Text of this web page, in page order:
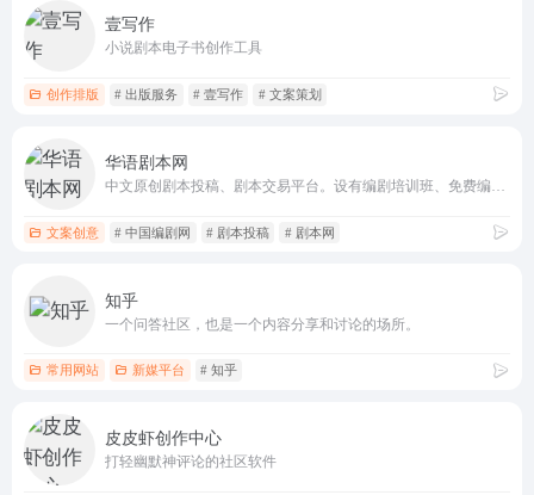
壹写作
小说剧本电子书创作工具
创作排版 # 出版服务 # 壹写作 # 文案策划
华语剧本网
中文原创剧本投稿、剧本交易平台。设有编剧培训班、免费编剧学习资料。本站由中国剧本网创始人于振明创办。
文案创意 # 中国编剧网 # 剧本投稿 # 剧本网
知乎
一个问答社区，也是一个内容分享和讨论的场所。
常用网站 新媒平台 # 知乎
皮皮虾创作中心
打轻幽默神评论的社区软件